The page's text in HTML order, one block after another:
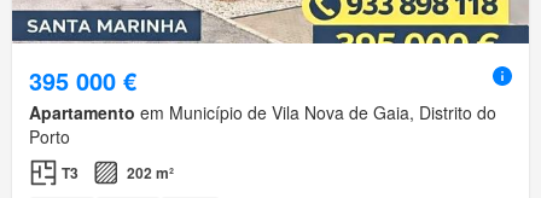
395 000 €
Apartamento em Município de Vila Nova de Gaia, Distrito do
Porto
T3 202 m²